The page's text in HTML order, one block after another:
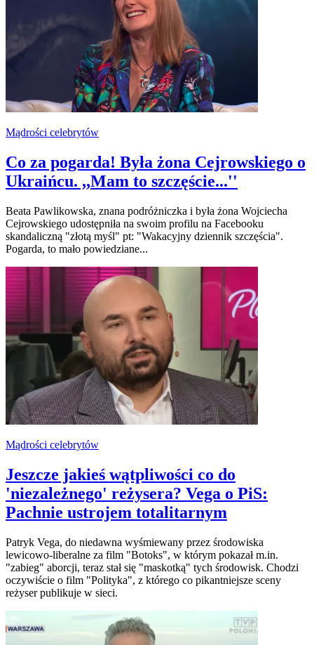
Mądrości celebrytów
Co za pogarda! Była żona Cejrowskiego o
Ukraińcu. ,,Mam to szczęście...''
Beata Pawlikowska, znana podróżniczka i była żona Wojciecha
Cejrowskiego udostępniła na swoim profilu na Facebooku
skandaliczną "złotą myśl" pt: "Wakacyjny dziennik szczęścia".
Pogarda, to mało powiedziane...
Mądrości celebrytów
Jeszcze jakieś wątpliwości co do
'niezależnego' reżysera? Vega o PiS:
Pachnie ustrojem totalitarnym
Patryk Vega, do niedawna wyśmiewany przez środowiska
lewicowo-liberalne za film "Botoks", w którym pokazał m.in.
"zabieg" aborcji, teraz stał się "maskotką" tych środowisk. Chodzi
oczywiście o film "Polityka", z którego co pikantniejsze sceny
reżyser publikuje w sieci.